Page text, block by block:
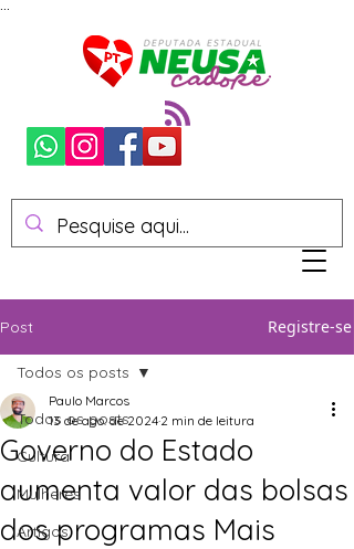
Post Registre-se
Todos os posts
Cultura
Mulheres
Artigos
Todos os posts
Governo do Estado
aumenta valor das bolsas
dos programas Mais
Paulo Marcos
13 de ago. de 2024 2 min de leitura